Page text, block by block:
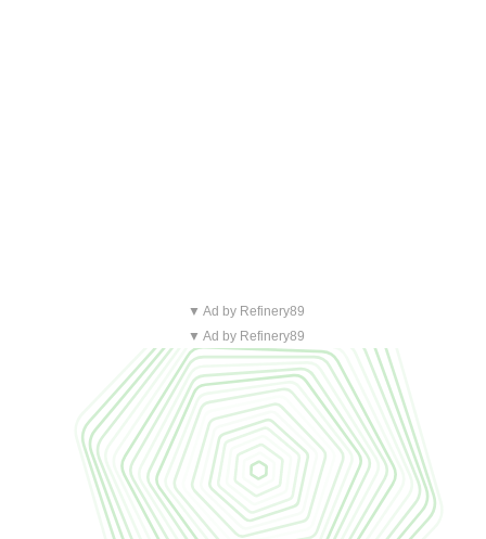
▼ Ad by Refinery89
▼ Ad by Refinery89